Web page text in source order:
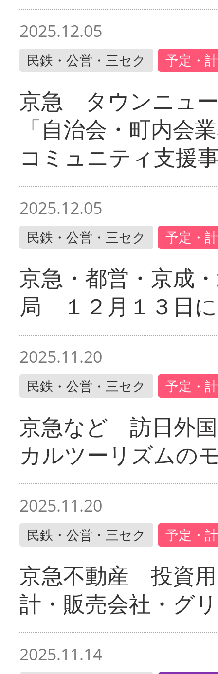
2025.12.05
民鉄・公営・三セク 予定・
京急 タウンニュ
「自治会・町内会
コミュニティ支援
2025.12.05
民鉄・公営・三セク 予定・
京急・都営・京成
局 １２月１３日
2025.11.20
民鉄・公営・三セク 予定・
京急など 訪日外
カルツーリズムの
2025.11.20
民鉄・公営・三セク 予定・
京急不動産 投資
計・販売会社・グ
2025.11.14